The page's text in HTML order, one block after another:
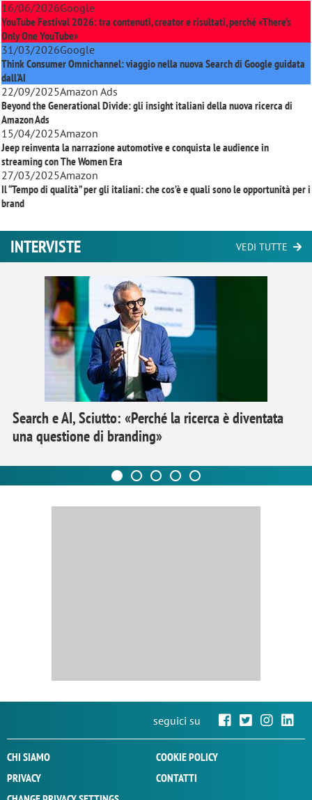
16/06/2026Google
YouTube Festival 2026: tra contenuti, creator e risultati, perché «There’s
Only One YouTube»
31/03/2026Google
Think Consumer Omnichannel: viaggio nella nuova Search di Google guidata
dall'AI
22/09/2025Amazon Ads
Beyond the Generational Divide: gli insight italiani della nuova ricerca di
Amazon Ads
15/04/2025Amazon
Jeep reinventa la narrazione automotive e conquista le audience in
streaming conThe Women Era
27/03/2025Amazon
Il “Tempo di qualità” per gli italiani: che cos’è e quali sono le opportunità per i
brand
INTERVISTE VEDI TUTTE
Search e AI, Sciutto: «Perché la ricerca è diventata
una questione di branding»
seguici su
CHI SIAMO
COOKIE POLICY
PRIVACY
CONTATTI